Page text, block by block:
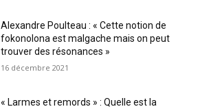
Alexandre Poulteau : « Cette notion de
fokonolona est malgache mais on peut
trouver des résonances »
16 décembre 2021
« Larmes et remords » : Quelle est la